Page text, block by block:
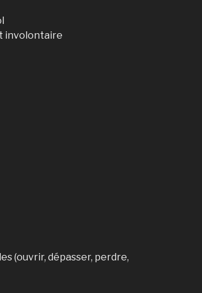
involontaire
(ouvrir, dépasser, perdre,